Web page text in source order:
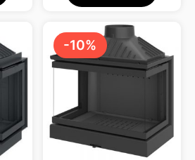
€.
este:
1.340,00 €.
-10%
Prețul
inițial
a
fost:
1.390,00 €.
este: